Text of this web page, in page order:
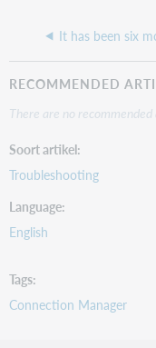
RECOMMENDED
There are no recommended
Soort artikel
Troubleshooting
Language
English
Tags
Connection Manager